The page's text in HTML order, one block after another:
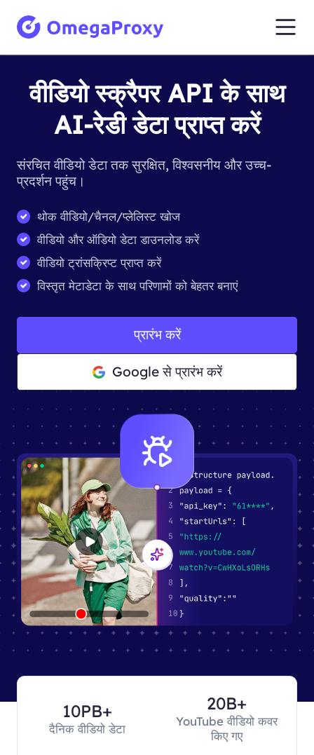
वीडियो स्क्रैपर API के साथ
AI-रेडी डेटा प्राप्त करें
संरचित वीडियो डेटा तक सुरक्षित, विश्वसनीय और उच्च-
प्रदर्शन पहुंच।
थोक वीडियो/चैनल/प्लेलिस्ट खोज
वीडियो और ऑडियो डेटा डाउनलोड करें
वीडियो ट्रांसक्रिप्ट प्राप्त करें
विस्तृत मेटाडेटा के साथ परिणामों को बेहतर बनाएं
प्रारंभ करें
Google से प्रारंभ करें
10PB+
दैनिक वीडियो डेटा
20B+
YouTube वीडियो कवर
किए गए